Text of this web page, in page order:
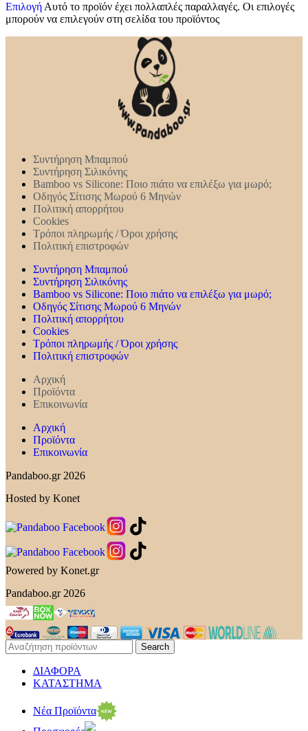
Επιλογή Αυτό το προϊόν έχει πολλαπλές παραλλαγές. Οι επιλογές
μπορούν να επιλεγούν στη σελίδα του προϊόντος
Συντήρηση Mπαμπού
Συντήρηση Σιλικόνης
Bamboo vs Silicone: Ποιο πιάτο να επιλέξω για μωρό;
Οδηγός Σίτισης Μωρού 6 Μηνών
Πολιτική απορρήτου
Cookies
Τρόποι πληρωμής / Όροι χρήσης
Πολιτική επιστροφών
Συντήρηση Mπαμπού
Συντήρηση Σιλικόνης
Bamboo vs Silicone: Ποιο πιάτο να επιλέξω για μωρό;
Οδηγός Σίτισης Μωρού 6 Μηνών
Πολιτική απορρήτου
Cookies
Τρόποι πληρωμής / Όροι χρήσης
Πολιτική επιστροφών
Αρχική
Προϊόντα
Επικοινωνία
Αρχική
Προϊόντα
Επικοινωνία
Pandaboo.gr 2026
Hosted by Konet
Powered by Konet.gr
Pandaboo.gr 2026
Search
ΔΙΑΦΟΡΑ
ΚΑΤΑΣΤΗΜΑ
Νέα Προϊόντα